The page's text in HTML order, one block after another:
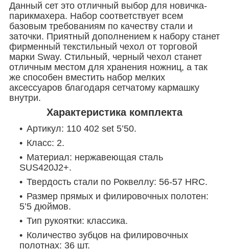
Данный сет это отличный выбор для новичка-
парикмахера. Набор соответствует всем
базовым требованиям по качеству стали и
заточки. Приятный дополнением к набору станет
фирменный текстильный чехол от торговой
марки Sway. Стильный, черный чехол станет
отличным местом для хранения ножниц, а так
же способен вместить набор мелких
аксессуаров благодаря сетчатому кармашку
внутри.
Характеристика комплекта
Артикул: 110 402 set 5’50.
Класс: 2.
Материал: нержавеющая сталь
SUS420J2+.
Твердость стали по Роквеллу: 56-57 HRC.
Размер прямых и филировочных полотен:
5’5 дюймов.
Тип рукоятки: классика.
Количество зубцов на филировочных
полотнах: 36 шт.